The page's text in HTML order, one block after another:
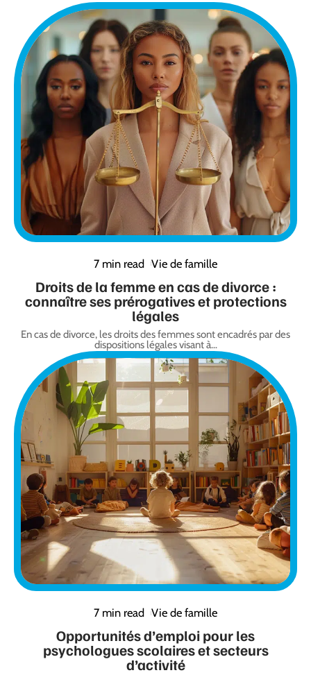
7 min read Vie de famille
Droits de la femme en cas de divorce :
connaître ses prérogatives et protections
légales
En cas de divorce, les droits des femmes sont encadrés par des
dispositions légales visant à…
7 min read Vie de famille
Opportunités d’emploi pour les
psychologues scolaires et secteurs
d’activité